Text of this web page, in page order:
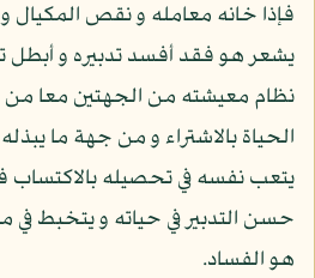
فإذا خانه معامله و نقص المكيال
يشعر هو فقد أفسد تدبيره و أبطل
نظام معيشته من الجهتين معا من
الحياة بالاشتراء و من جهة ما
يتعب نفسه في تحصيله بالاكتساب
حسن التدبير في حياته و يتخبط
هو الفساد.